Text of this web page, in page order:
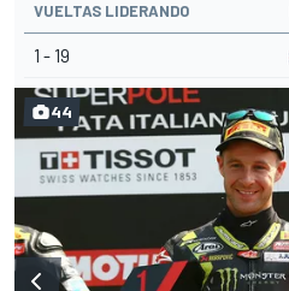
VUELTAS LIDERANDO
1 - 19
44